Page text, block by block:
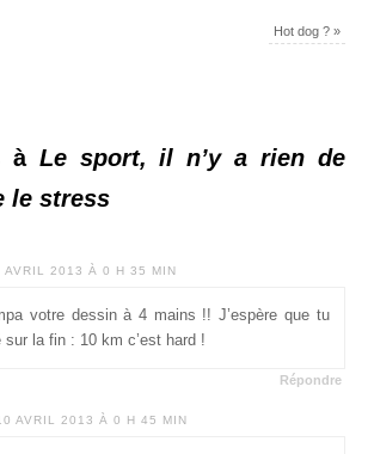
Hot dog ?»
à Le sport, il n’y a rien de
le stress
AVRIL 2013 À 0 H 35 MIN
votre dessin à 4 mains !! J’espère que tu
sur la fin : 10 km c’est hard !
Répondre
AVRIL 2013 À 0 H 45 MIN